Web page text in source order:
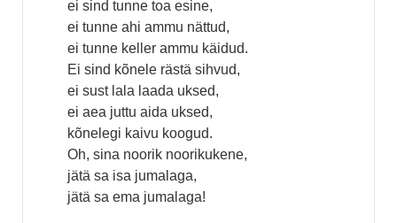
ei sind tunne toa esine,
ei tunne ahi ammu nättud,
ei tunne keller ammu käidud.
Ei sind kõnele rästä sihvud,
ei sust lala laada uksed,
ei aea juttu aida uksed,
kõnelegi kaivu koogud.
Oh, sina noorik noorikukene,
jätä sa isa jumalaga,
jätä sa ema jumalaga!